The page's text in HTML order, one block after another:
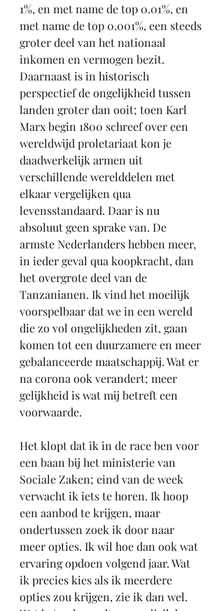
1%, en met name de top 0.01%, en
met name de top 0.001%, een steeds
groter deel van het nationaal
inkomen en vermogen bezit.
Daarnaast is in historisch
perspectief de ongelijkheid tussen
landen groter dan ooit; toen Karl
Marx begin 1800 schreef over een
wereldwijd proletariaat kon je
daadwerkelijk armen uit
verschillende werelddelen met
elkaar vergelijken qua
levensstandaard. Daar is nu
absoluut geen sprake van. De
armste Nederlanders hebben meer,
in ieder geval qua koopkracht, dan
het overgrote deel van de
Tanzanianen. Ik vind het moeilijk
voorspelbaar dat we in een wereld
die zo vol ongelijkheden zit, gaan
komen tot een duurzamere en meer
gebalanceerde maatschappij. Wat er
na corona ook verandert; meer
gelijkheid is wat mij betreft een
voorwaarde.
Het klopt dat ik in de race ben voor
een baan bij het ministerie van
Sociale Zaken; eind van de week
verwacht ik iets te horen. Ik hoop
een aanbod te krijgen, maar
ondertussen zoek ik door naar
meer opties. Ik wil hoe dan ook wat
ervaring opdoen volgend jaar. Wat
ik precies kies als ik meerdere
opties zou krijgen, zie ik dan wel.